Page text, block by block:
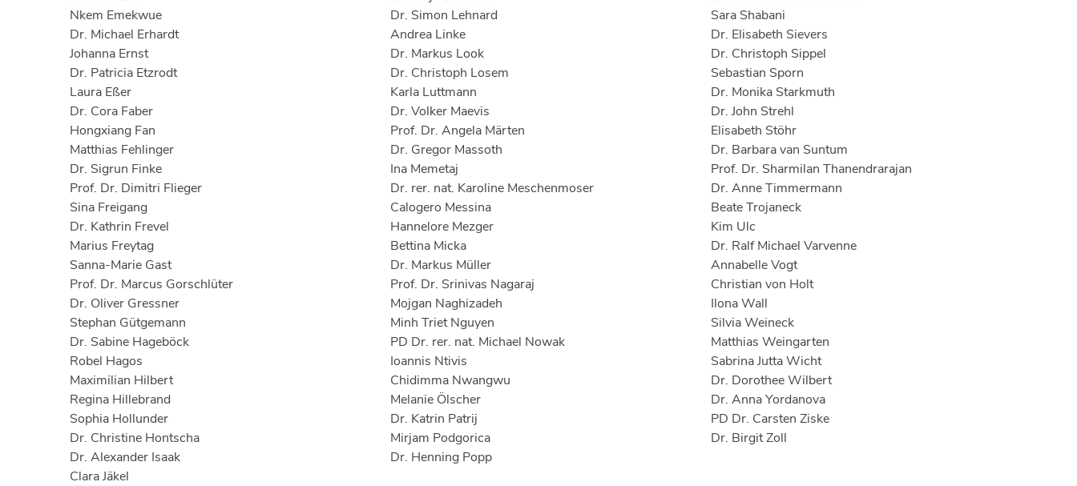
Nkem Emekwue
Dr. Michael Erhardt
Johanna Ernst
Dr. Patricia Etzrodt
Laura Eßer
Dr. Cora Faber
Hongxiang Fan
Matthias Fehlinger
Dr. Sigrun Finke
Prof. Dr. Dimitri Flieger
Sina Freigang
Dr. Kathrin Frevel
Marius Freytag
Sanna-Marie Gast
Prof. Dr. Marcus Gorschlüter
Dr. Oliver Gressner
Stephan Gütgemann
Dr. Sabine Hageböck
Robel Hagos
Maximilian Hilbert
Regina Hillebrand
Sophia Hollunder
Dr. Christine Hontscha
Dr. Alexander Isaak
Clara Jäkel
Dr. Simon Lehnard
Andrea Linke
Dr. Markus Look
Dr. Christoph Losem
Karla Luttmann
Dr. Volker Maevis
Prof. Dr. Angela Märten
Dr. Gregor Massoth
Ina Memetaj
Dr. rer. nat. Karoline Meschenmoser
Calogero Messina
Hannelore Mezger
Bettina Micka
Dr. Markus Müller
Prof. Dr. Srinivas Nagaraj
Mojgan Naghizadeh
Minh Triet Nguyen
PD Dr. rer. nat. Michael Nowak
Ioannis Ntivis
Chidimma Nwangwu
Melanie Ölscher
Dr. Katrin Patrij
Mirjam Podgorica
Dr. Henning Popp
Sara Shabani
Dr. Elisabeth Sievers
Dr. Christoph Sippel
Sebastian Sporn
Dr. Monika Starkmuth
Dr. John Strehl
Elisabeth Stöhr
Dr. Barbara van Suntum
Prof. Dr. Sharmilan Thanendrarajan
Dr. Anne Timmermann
Beate Trojaneck
Kim Ulc
Dr. Ralf Michael Varvenne
Annabelle Vogt
Christian von Holt
Ilona Wall
Silvia Weineck
Matthias Weingarten
Sabrina Jutta Wicht
Dr. Dorothee Wilbert
Dr. Anna Yordanova
PD Dr. Carsten Ziske
Dr. Birgit Zoll